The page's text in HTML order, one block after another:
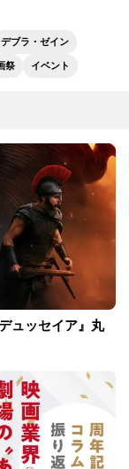
デブラ・ゼイン
祭 イベント
ュッセイア』丸